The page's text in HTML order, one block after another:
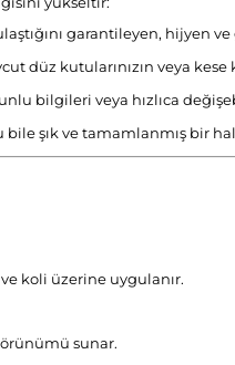
garantileyen, hijyen ve
düz kutularınızın veya kese
bilgileri veya hızlıca
şık ve tamamlanmış bir
koli üzerine uygulanır.
sunar.